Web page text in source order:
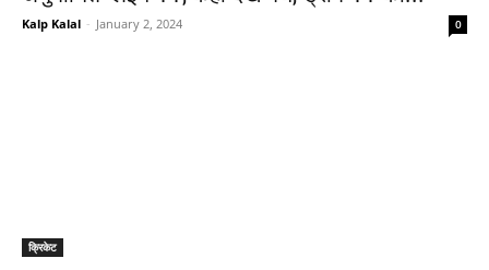
Kalp Kalal - January 2, 2024 0
क्रिकेट